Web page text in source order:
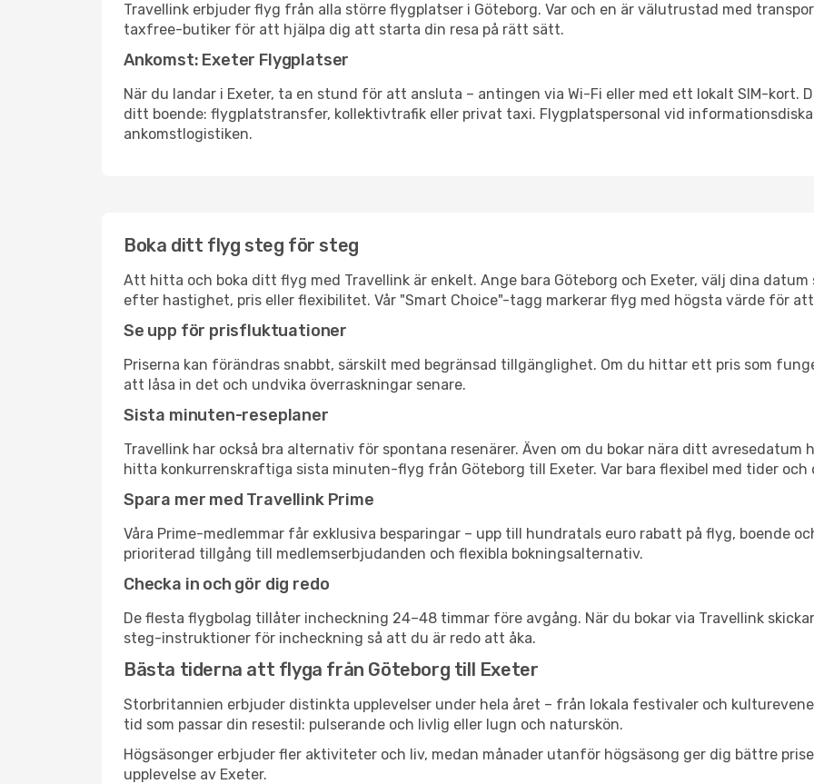
Travellink erbjuder flyg från alla större flygplatser i Göteborg. Var och en är välutrustad med
taxfree-butiker för att hjälpa dig att starta din resa på rätt sätt.
Ankomst: Exeter Flygplatser
När du landar i Exeter, ta en stund för att ansluta – antingen via Wi-Fi eller med ett lokalt SIM-
ditt boende: flygplatstransfer, kollektivtrafik eller privat taxi. Flygplatspersonal vid
ankomstlogistiken.
Boka ditt flyg steg för steg
Att hitta och boka ditt flyg med Travellink är enkelt. Ange bara Göteborg och Exeter, välj dina
efter hastighet, pris eller flexibilitet. Vår "Smart Choice"-tagg markerar flyg med högsta värde för
Se upp för prisfluktuationer
Priserna kan förändras snabbt, särskilt med begränsad tillgänglighet. Om du hittar ett pris som
att låsa in det och undvika överraskningar senare.
Sista minuten-reseplaner
Travellink har också bra alternativ för spontana resenärer. Även om du bokar nära ditt
hitta konkurrenskraftiga sista minuten-flyg från Göteborg till Exeter. Var bara flexibel med tider
Spara mer med Travellink Prime
Våra Prime-medlemmar får exklusiva besparingar – upp till hundratals euro rabatt på flyg, boende
prioriterad tillgång till medlemserbjudanden och flexibla bokningsalternativ.
Checka in och gör dig redo
De flesta flygbolag tillåter incheckning 24–48 timmar före avgång. När du bokar via Travellink
steg-instruktioner för incheckning så att du är redo att åka.
Bästa tiderna att flyga från Göteborg till Exeter
Storbritannien erbjuder distinkta upplevelser under hela året – från lokala festivaler och
tid som passar din resestil: pulserande och livlig eller lugn och naturskön.
Högsäsonger erbjuder fler aktiviteter och liv, medan månader utanför högsäsong ger dig bättre
upplevelse av Exeter.